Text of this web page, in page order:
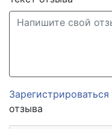
Зарегистрироваться
отзыва